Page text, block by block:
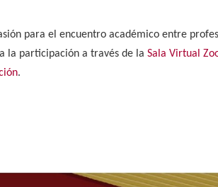
para el encuentro académico entre
la participación a través de la Sala Virtual
.